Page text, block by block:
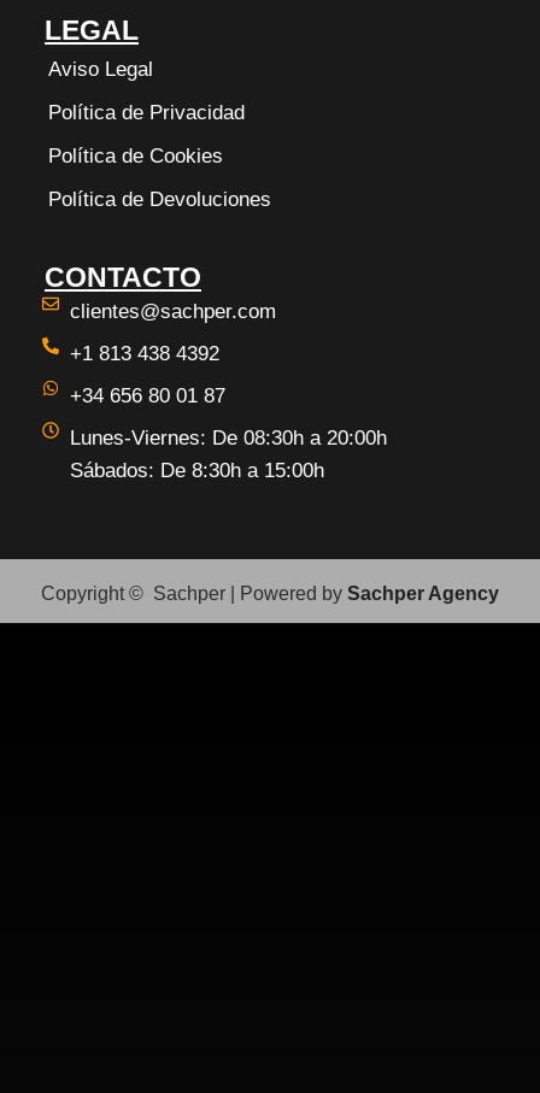
LEGAL
Aviso Legal
Política de Privacidad
Política de Cookies
Política de Devoluciones
CONTACTO
clientes@sachper.com
+1 813 438 4392
+34 656 80 01 87
Lunes-Viernes: De 08:30h a 20:00h
Sábados: De 8:30h a 15:00h
Copyright © Sachper | Powered by Sachper Agency